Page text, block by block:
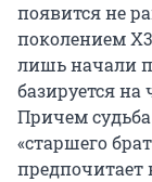
появится не
поколением
лишь начали
базируется на
Причем судьба
«старшего
предпочитает